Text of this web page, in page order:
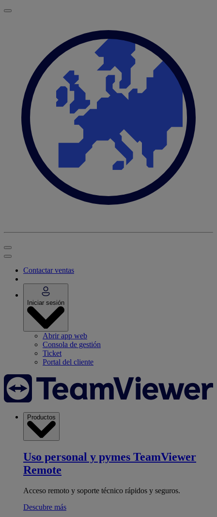
Contactar ventas
Iniciar sesión
Abrir app web
Consola de gestión
Ticket
Portal del cliente
Productos
Uso personal y pymes TeamViewer
Remote
Acceso remoto y soporte técnico rápidos y seguros.
Descubre más